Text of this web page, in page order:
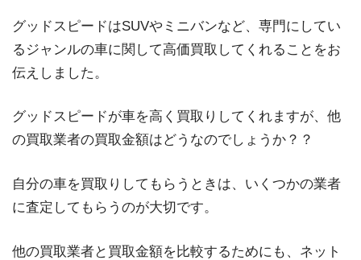
グッドスピードはSUVやミニバンなど、専門にしてい
るジャンルの車に関して高価買取してくれることをお
伝えしました。
グッドスピードが車を高く買取りしてくれますが、他
の買取業者の買取金額はどうなのでしょうか？？
自分の車を買取りしてもらうときは、いくつかの業者
に査定してもらうのが大切です。
他の買取業者と買取金額を比較するためにも、ネット